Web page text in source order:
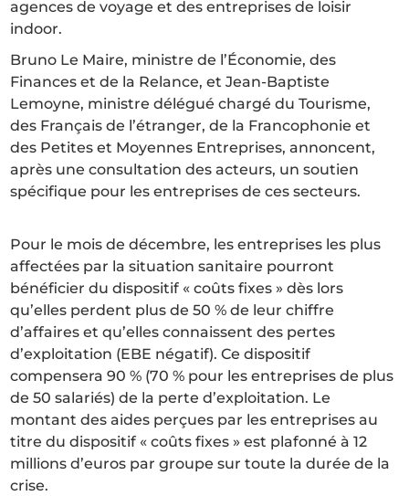
agences de voyage et des entreprises de loisir
indoor.
Bruno Le Maire, ministre de l’Économie, des
Finances et de la Relance, et Jean-Baptiste
Lemoyne, ministre délégué chargé du Tourisme,
des Français de l’étranger, de la Francophonie et
des Petites et Moyennes Entreprises, annoncent,
après une consultation des acteurs, un soutien
spécifique pour les entreprises de ces secteurs.
Pour le mois de décembre, les entreprises les plus
affectées par la situation sanitaire pourront
bénéficier du dispositif « coûts fixes » dès lors
qu’elles perdent plus de 50 % de leur chiffre
d’affaires et qu’elles connaissent des pertes
d’exploitation (EBE négatif). Ce dispositif
compensera 90 % (70 % pour les entreprises de plus
de 50 salariés) de la perte d’exploitation. Le
montant des aides perçues par les entreprises au
titre du dispositif « coûts fixes » est plafonné à 12
millions d’euros par groupe sur toute la durée de la
crise.